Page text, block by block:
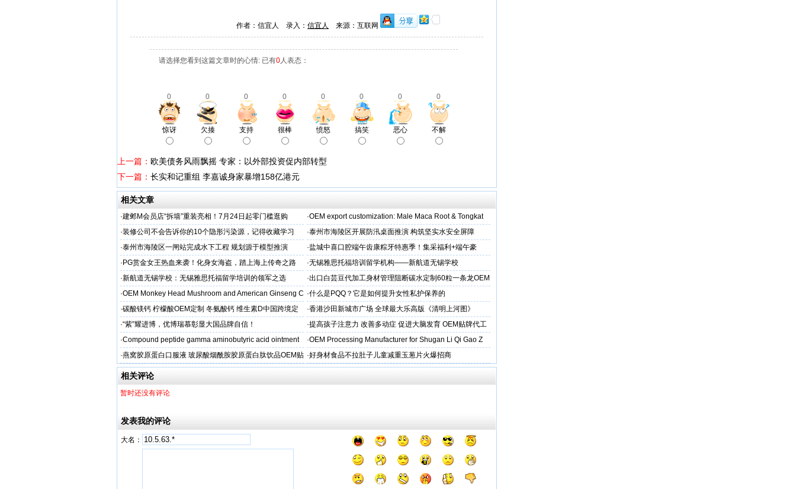
作者：信宜人 录入： 信宜人 来源：互联网
请选择您看到这篇文章时的心情: 已有0人表态：
0 0 0 0 0 0 0 0
惊讶 欠揍 支持 很棒 愤怒 搞笑 恶心 不解
上一篇： 欧美债务风雨飘摇 专家：以外部投资促内部转型
下一篇： 长实和记重组 李嘉诚身家暴增158亿港元
相关文章
·建邺M会员店“拆墙”重装亮相！7月24日起零门槛逛购 ·OEM export customization: Male Maca Root & Tongkat
·装修公司不会告诉你的10个隐形污染源，记得收藏学习 ·泰州市海陵区开展防汛桌面推演 构筑坚实水安全屏障
·泰州市海陵区一闸站完成水下工程 规划源于模型推演 ·盐城中喜口腔端午齿康粽牙特惠季！集采福利+端午豪
礼，种出健康长寿牙！
· PG赏金女王热血来袭！化身女海盗，踏上海上传奇之路 ·无锡雅思托福培训留学机构——新航道无锡学校
·新航道无锡学校：无锡雅思托福留学培训的领军之选 ·出口白芸豆代加工身材管理阻断碳水定制60粒一条龙OEM
贴牌
·OEM Monkey Head Mushroom and American Ginseng C
aps
·什么是PQQ？它是如何提升女性私护保养的
·碳酸镁钙 柠檬酸OEM定制 冬氨酸钙 维生素D中国跨境定
制
·香港沙田新城市广场 全球最大乐高版《清明上河图》
·“紫”耀进博，优博瑞慕彰显大国品牌自信！ ·提高孩子注意力 改善多动症 促进大脑发育 OEM贴牌代工
·Compound peptide gamma aminobutyric acid ointment ·OEM Processing Manufacturer for Shugan Li Qi Gao Z
·燕窝胶原蛋白口服液 玻尿酸烟酰胺胶原蛋白肽饮品OEM贴
牌
·好身材食品不拉肚子儿童减重玉葱片火爆招商
相关评论
暂时还没有评论
发表我的评论
大名：